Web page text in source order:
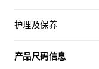
宽松版型
胸前1个贴袋
护理及保养
仅使用不含漂白剂的
产品尺码信息